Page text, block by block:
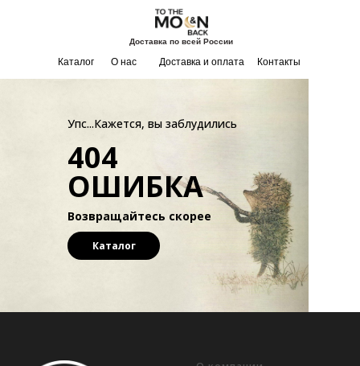
Доставка по всей России
О нас Доставка и оплата
Каталог Контакты
Упс...Кажется, вы заблудились
404
ОШИБКА
Возвращайтесь скорее
Каталог